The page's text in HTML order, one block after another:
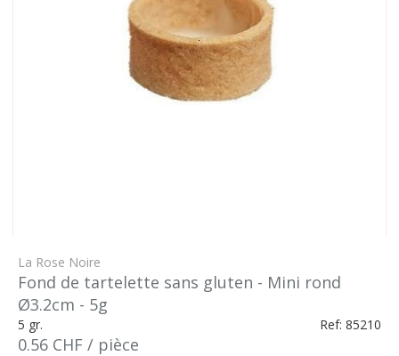
La Rose Noire
Fond de tartelette sans gluten - Mini rond
Ø3.2cm - 5g
5 gr. Ref: 85210
0.56 CHF / pièce